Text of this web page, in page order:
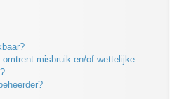
misbruik en/of wettelijke